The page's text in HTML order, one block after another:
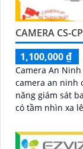
CAMERA CS-
1,100,000 ₫
Camera An Ninh
camera an ninh
năng giám sát